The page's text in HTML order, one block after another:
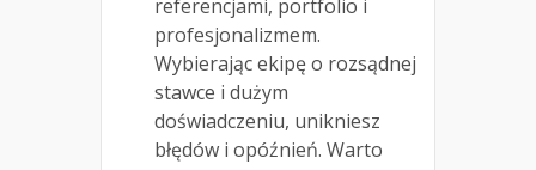
referencjami, portfolio i
profesjonalizmem.
Wybierając ekipę o rozsądnej
stawce i dużym
doświadczeniu, unikniesz
błędów i opóźnień. Warto